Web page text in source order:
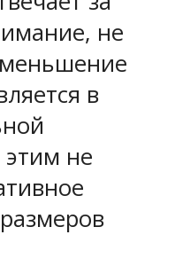
не
в
не